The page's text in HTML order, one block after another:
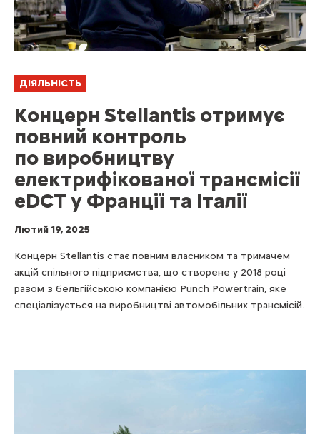
ДІЯЛЬНІСТЬ
Концерн Stellantis отримує
повний контроль
по виробництву
електрифікованої трансмісії
eDCT у Франції та Італії
Лютий 19, 2025
Концерн Stellantis стає повним власником та тримачем
акцій спільного підприємства, що створене у 2018 році
разом з бельгійською компанією Punch Powertrain, яке
спеціалізується на виробництві автомобільних трансмісій.